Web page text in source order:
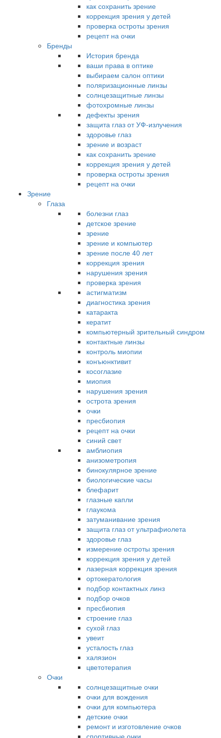
как сохранить зрение
коррекция зрения у детей
проверка остроты зрения
рецепт на очки
Бренды
История бренда
ваши права в оптике
выбираем салон оптики
поляризационные линзы
солнцезащитные линзы
фотохромные линзы
дефекты зрения
защита глаз от УФ-излучения
здоровье глаз
зрение и возраст
как сохранить зрение
коррекция зрения у детей
проверка остроты зрения
рецепт на очки
Зрение
Глаза
болезни глаз
детское зрение
зрение
зрение и компьютер
зрение после 40 лет
коррекция зрения
нарушения зрения
проверка зрения
астигматизм
диагностика зрения
катаракта
кератит
компьютерный зрительный синдром
контактные линзы
контроль миопии
конъюнктивит
косоглазие
миопия
нарушения зрения
острота зрения
очки
пресбиопия
рецепт на очки
синий свет
амблиопия
анизометропия
бинокулярное зрение
биологические часы
блефарит
глазные капли
глаукома
затуманивание зрения
защита глаз от ультрафиолета
здоровье глаз
измерение остроты зрения
коррекция зрения у детей
лазерная коррекция зрения
ортокератология
подбор контактных линз
подбор очков
пресбиопия
строение глаз
сухой глаз
увеит
усталость глаз
халязион
цветотерапия
Очки
солнцезащитные очки
очки для вождения
очки для компьютера
детские очки
ремонт и изготовление очков